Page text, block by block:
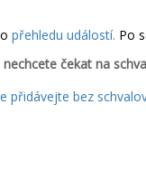
přehledu událostí. Po
čekat na
přidávejte bez